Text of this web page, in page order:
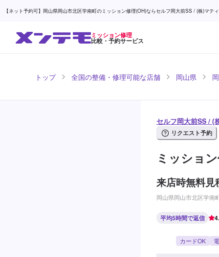
【ネット予約可】岡山県岡山市北区学南町のミッション修理(OH)ならセルフ岡大前SS / (株)マテ
ミッション修理
比較・予約サービス
トップ 全国の整備・修理可能な店舗 岡山県
セルフ岡大前SS / (
リクエスト予約
ミッショ
来店時無料見
岡山県岡山市北区学南
平均5時間で返信
カードOK